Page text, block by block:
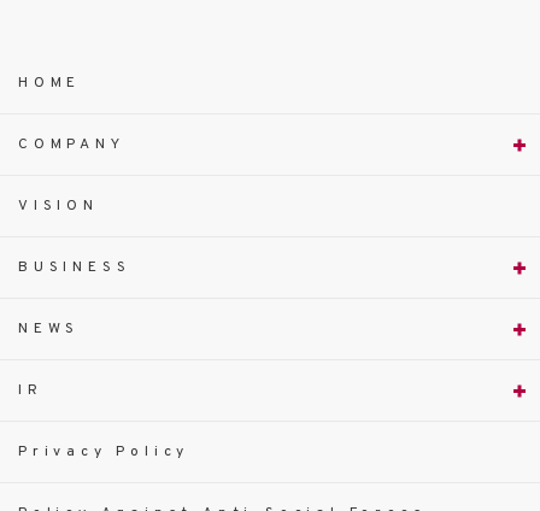
HOME
COMPANY
VISION
BUSINESS
NEWS
IR
Privacy Policy